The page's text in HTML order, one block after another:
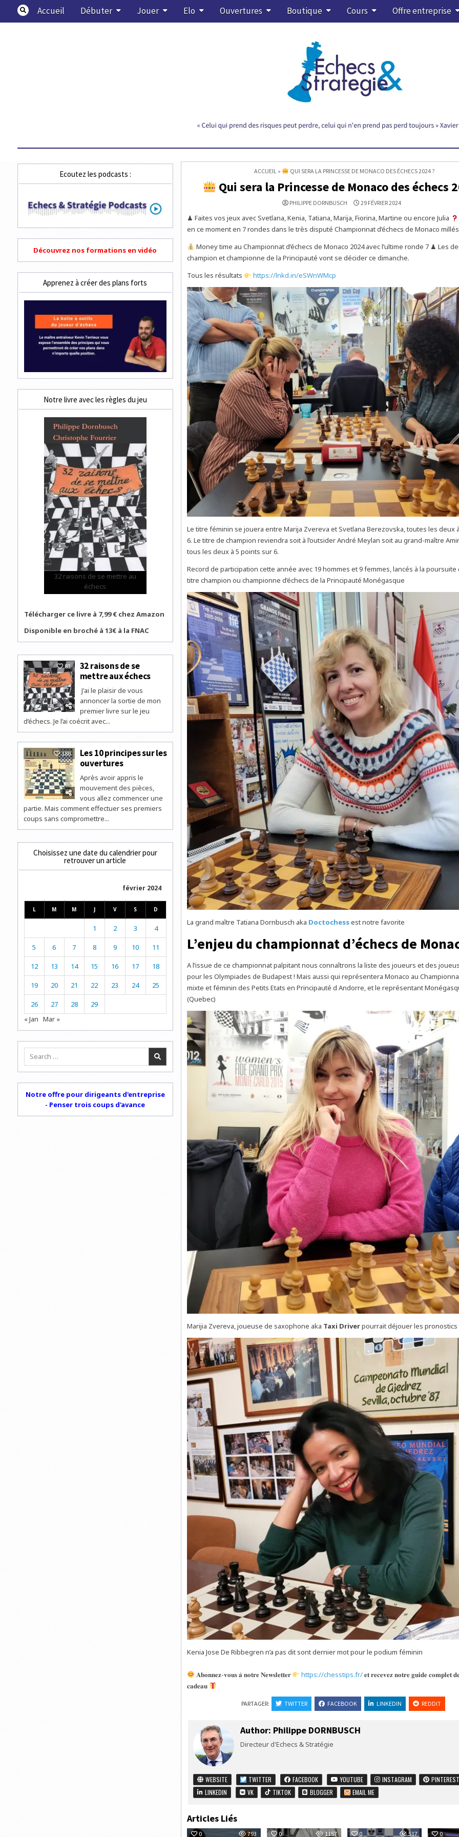
content
Accueil Débuter Jouer Elo Ouvertures Boutique Cours Offre entreprise
ACCUEIL » QUI SERA LA PRINCESSE DE MONACO DES ÉCHECS 2024 ?
Qui sera la Princesse de Monaco des échecs
PHILIPPE DORNBUSCH 29 FÉVRIER 2024
♟ Faites vos jeux avec Svetlana, Kenia, Tatiana, Marija, Fiorina, Martine ou encore Julia
en ce moment en 7 rondes dans le très disputé Championnat d’échecs de Monaco
Money time au Championnat d’échecs de Monaco 2024 avec l’ultime ronde 7 ♟ Les
champion et championne de la Principauté vont se décider ce dimanche.
Tous les résultats
https://lnkd.in/eSWnWMcp
Le titre féminin se jouera entre Marija Zvereva et Svetlana Berezovska, toutes les deux
6. Le titre de champion reviendra soit à l’outsider André Meylan soit au grand-maître
tous les deux à 5 points sur 6.
Record de participation cette année avec 19 hommes et 9 femmes, lancés à la poursuite
titre champion ou championne d’échecs de la Principauté Monégasque
La grand maître Tatiana Dornbusch aka Doctochessest notre favorite
L’enjeu du championnat d’échecs de
A l’issue de ce championnat palpitant nous connaîtrons la liste des joueurs et des
pour les Olympiades de Budapest ! Mais aussi qui représentera Monaco au
mixte et féminin des Petits Etats en Principauté d Andorre, et le représentant
(Quebec)
Marijia Zvereva, joueuse de saxophone aka Taxi Driverpourrait déjouer les pronostics
Kenia Jose De Ribbegren n’a pas dit sont dernier mot pour le podium féminin
𝐀𝐛𝐨𝐧𝐧𝐞𝐳-𝐯𝐨𝐮𝐬 𝐚̀ 𝐧𝐨𝐭𝐫𝐞 𝐍𝐞𝐰𝐬𝐥𝐞𝐭𝐭𝐞𝐫 https://chesstips.fr/𝐞𝐭 𝐫𝐞𝐜𝐞𝐯𝐞𝐳 𝐧𝐨𝐭𝐫𝐞 𝐠𝐮𝐢𝐝𝐞 𝐜𝐨𝐦𝐩𝐥𝐞𝐭
𝐜𝐚𝐝𝐞𝐚𝐮
PARTAGER: TWITTER FACEBOOK LINKEDIN REDDIT
Author: Philippe DORNBUSCH
Directeur d'Echecs & Stratégie
WEBSITE TWITTER FACEBOOK YOUTUBE INSTAGRAM
PINTEREST
LINKEDIN
VK TIKTOK BLOGGER EMAIL ME
Articles Liés
0 793 0 1157 0 517 0
Ecoutez les podcasts :
Découvrez nos formations en vidéo
Apprenez à créer des plans forts
Notre livre avec les règles du jeu
32 raisons de se mettre au
échecs
Télécharger ce livre à 7,99 € chez Amazon
Disponible en broché à 13€ à la FNAC
83
32 raisons de se
mettre aux échecs
J'ai le plaisir de vous
annoncer la sortie de mon
premier livre sur le jeu
d’échecs. Je l’ai coécrit avec...
180
Les 10 principes sur les
ouvertures
Après avoir appris le
mouvement des pièces,
vous allez commencer une
partie. Mais comment effectuer ses premiers
coups sans compromettre...
Choisissez une date du calendrier pour
retrouver un article
février 2024
L M M J V S D
1 2 3 4
5 6 7 8 9 10 11
12 13 14 15 16 17 18
19 20 21 22 23 24 25
26 27 28
29
« Jan Mar »
Search
Notre offre pour dirigeants d'entreprise
- Penser trois coups d'avance